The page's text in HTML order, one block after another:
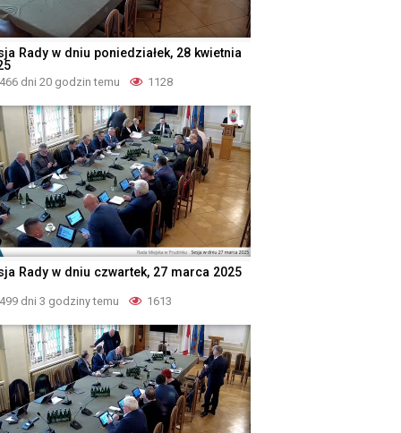
Rady w dniu poniedziałek, 28 kwietnia
466 dni 20 godzin temu 1128
Rady w dniu czwartek, 27 marca 2025
499 dni 3 godziny temu 1613